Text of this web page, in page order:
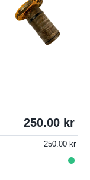
250.00
250.00